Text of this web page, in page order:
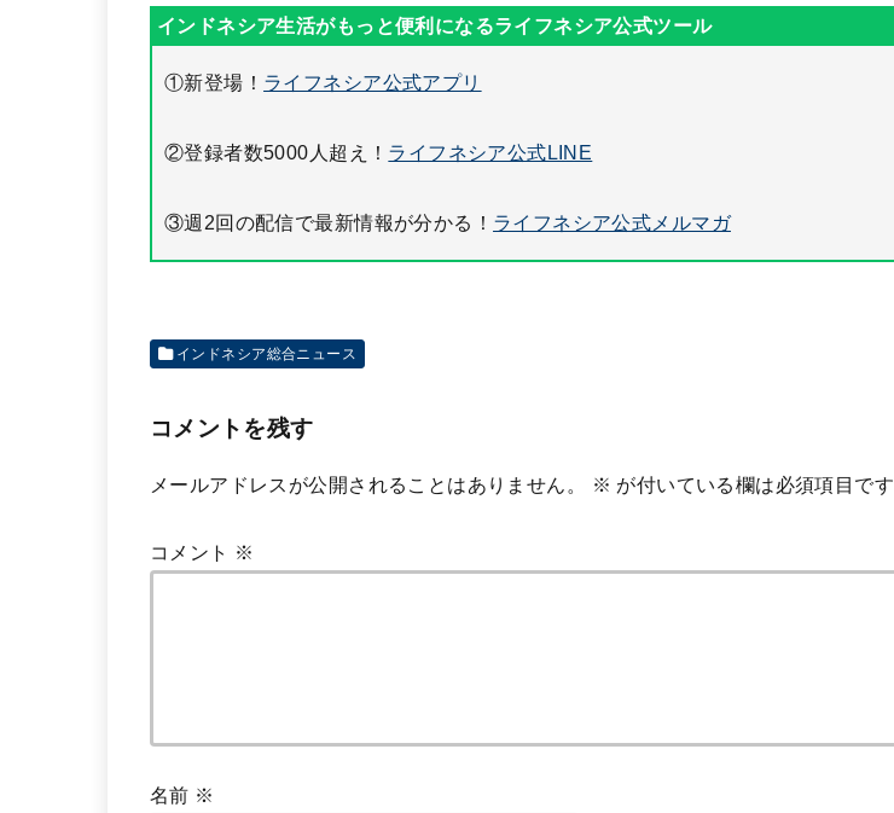
①新登場！ ライフネシア公式アプリ
②登録者数5000人超え！ ライフネシア公式LINE
③週2回の配信で最新情報が分かる！ ライフネシア公式メルマガ
インドネシア総合ニュース
コメントを残す
メールアドレスが公開されることはありません。 ※ が付いている欄は必須項目です
コメント ※
名前 ※